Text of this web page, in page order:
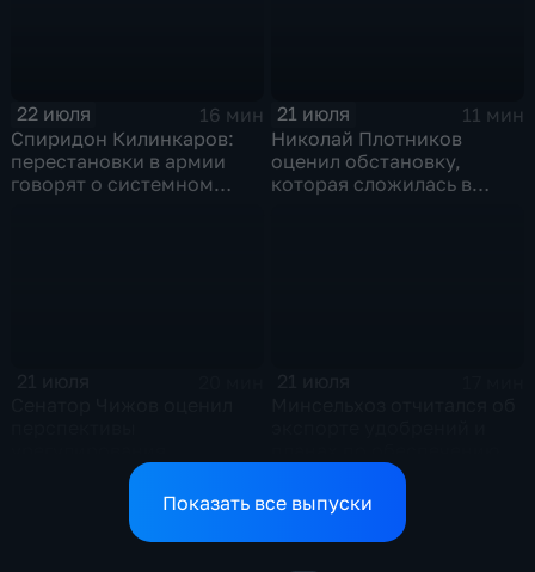
22 июля
16 мин
Спиридон Килинкаров:
перестановки в армии
говорят о системном
21 июля
11 мин
Николай Плотников
оценил обстановку,
которая сложилась в
конфликтов на Ближнем
Востоке и диалог с
аграриев топливом
Показать все выпуски